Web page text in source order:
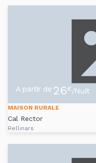
A partir de 26€/Nuit
MAISON RURALE
Cal Rector
Rellinars